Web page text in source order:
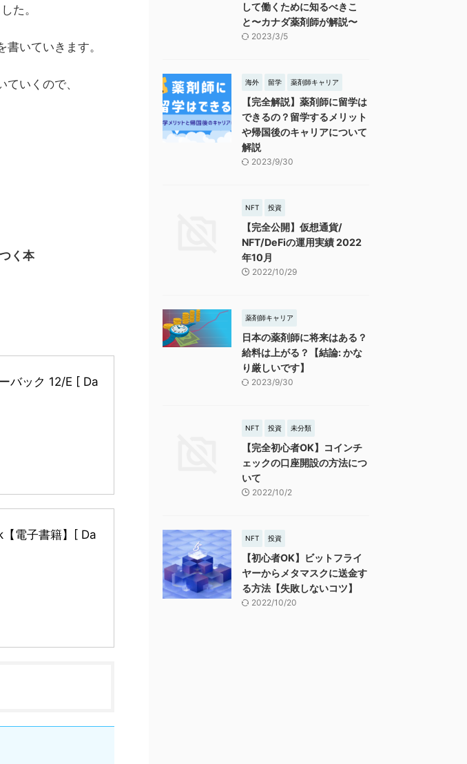
た。
いていきます。
いくので、
く本
バック 12/E [ Da
電子書籍】[ Da
して働くために知るべきこ
と〜カナダ薬剤師が解説〜
2023/3/5
海外 留学 薬剤師キャリア
【完全解説】薬剤師に留学は
できるの？留学するメリット
や帰国後のキャリアについて
解説
2023/9/30
NFT 投資
【完全公開】仮想通貨/
NFT/DeFiの運用実績 2022
年10月
2022/10/29
薬剤師キャリア
日本の薬剤師に将来はある？
給料は上がる？【結論: かな
り厳しいです】
2023/9/30
NFT 投資 未分類
【完全初心者OK】コインチ
ェックの口座開設の方法につ
いて
2022/10/2
NFT 投資
【初心者OK】ビットフライ
ヤーからメタマスクに送金す
る方法【失敗しないコツ】
2022/10/20